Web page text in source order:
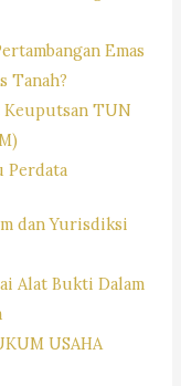
Emas
Tanah?
Keuputsan TUN
Perdata
dan Yurisdiksi
Alat Bukti Dalam
USAHA